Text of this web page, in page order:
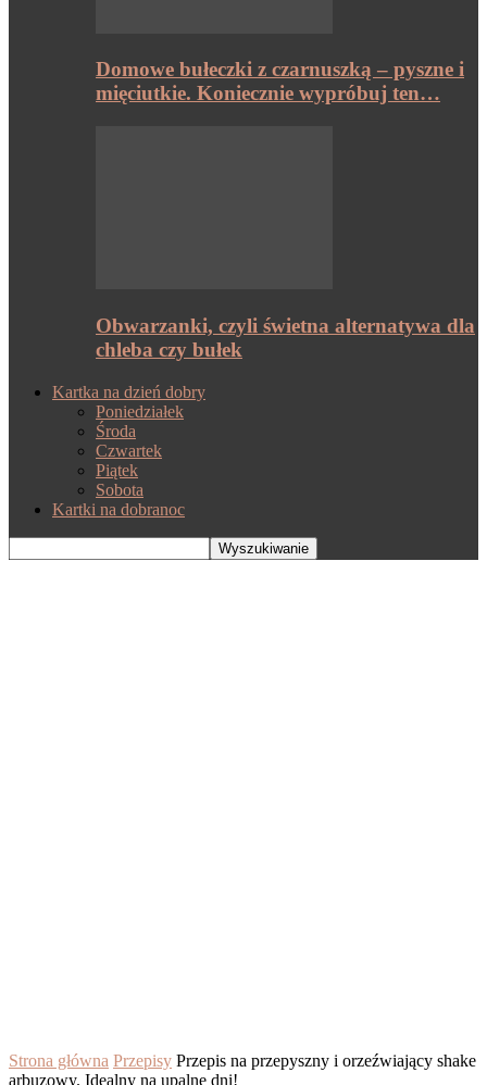
Domowe bułeczki z czarnuszką – pyszne i
mięciutkie. Koniecznie wypróbuj ten…
Obwarzanki, czyli świetna alternatywa dla
chleba czy bułek
Kartka na dzień dobry
Poniedziałek
Środa
Czwartek
Piątek
Sobota
Kartki na dobranoc
Strona główna Przepisy Przepis na przepyszny i orzeźwiający shake
arbuzowy. Idealny na upalne dni!